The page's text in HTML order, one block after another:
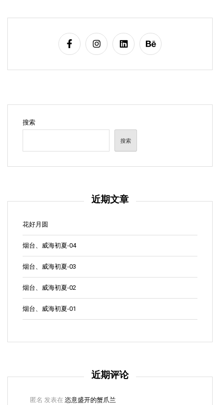
搜索
搜索
近期文章
花好月圆
烟台、威海初夏-04
烟台、威海初夏-03
烟台、威海初夏-02
烟台、威海初夏-01
近期评论
匿名 发表在 恣意盛开的蟹爪兰